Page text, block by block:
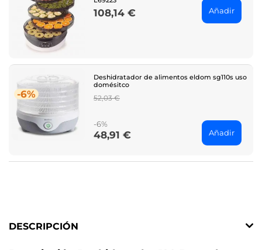
Price
108,14 € Añadir
-6%
Deshidratador de alimentos eldom sg110s uso
domésitco
Regular
52,03 €
-6%
Price
48,91 € Añadir
DESCRIPCIÓN